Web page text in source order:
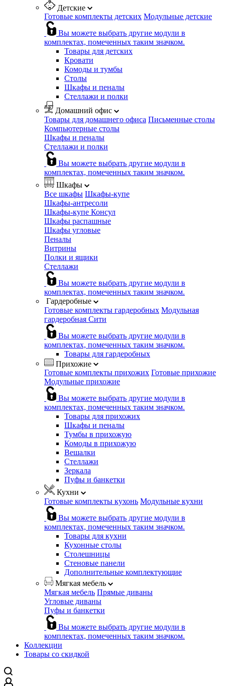
Детские
Готовые комплекты детских Модульные детские
Вы можете выбрать другие модули в
комплектах, помеченных таким значком.
Товары для детских
Кровати
Комоды и тумбы
Столы
Шкафы и пеналы
Стеллажи и полки
Домашний офис
Товары для домашнего офиса Письменные столы
Компьютерные столы
Шкафы и пеналы
Стеллажи и полки
Вы можете выбрать другие модули в
комплектах, помеченных таким значком.
Шкафы
Все шкафы Шкафы-купе
Шкафы-антресоли
Шкафы-купе Консул
Шкафы распашные
Шкафы угловые
Пеналы
Витрины
Полки и ящики
Стеллажи
Вы можете выбрать другие модули в
комплектах, помеченных таким значком.
Гардеробные
Готовые комплекты гардеробных Модульная
гардеробная Сити
Вы можете выбрать другие модули в
комплектах, помеченных таким значком.
Товары для гардеробных
Прихожие
Готовые комплекты прихожих Готовые прихожие
Модульные прихожие
Вы можете выбрать другие модули в
комплектах, помеченных таким значком.
Товары для прихожих
Шкафы и пеналы
Тумбы в прихожую
Комоды в прихожую
Вешалки
Стеллажи
Зеркала
Пуфы и банкетки
Кухни
Готовые комплекты кухонь Модульные кухни
Вы можете выбрать другие модули в
комплектах, помеченных таким значком.
Товары для кухни
Кухонные столы
Столешницы
Стеновые панели
Дополнительные комплектующие
Мягкая мебель
Мягкая мебель Прямые диваны
Угловые диваны
Пуфы и банкетки
Вы можете выбрать другие модули в
комплектах, помеченных таким значком.
Коллекции
Товары со скидкой